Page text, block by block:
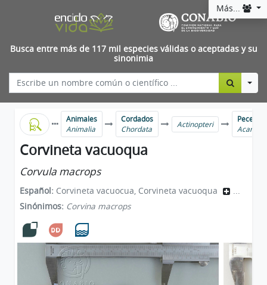
Más...
Busca entre más de 117 mil especies válidas o aceptadas y su
sinonimia
Animales
Animalia
Cordados
Chordata
Actinopteri
Peces
Corvineta vacuoqua
Corvula macrops
Español: Corvineta vacuocua, Corvineta vacuoqua
...
Sinónimos: Corvina macrops